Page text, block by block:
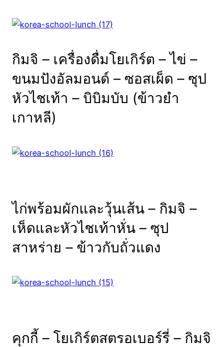
กิมจิ – เครื่องดื่มโยเกิร์ต – ไข่ –
ขนมปังอัลมอนด์ – ซอสเผ็ด – ซุป
หัวไชเท้า – บิบิมบับ (ข้าวยำ
เกาหลี)
ไก่พร้อมผักและวุ้นเส้น – กิมจิ –
เห็ดและหัวไชเท้าหั่น – ซุป
สาหร่าย – ข้าวกับถั่วแดง
คุกกี้ – โยเกิร์ตสตรอเบอร์รี่ – กิมจิ